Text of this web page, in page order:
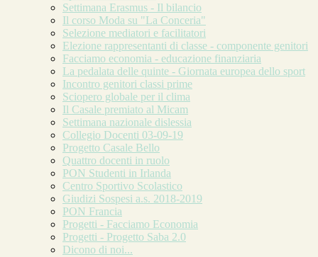
Settimana Erasmus - Il bilancio
Il corso Moda su "La Conceria"
Selezione mediatori e facilitatori
Elezione rappresentanti di classe - componente genitori
Facciamo economia - educazione finanziaria
La pedalata delle quinte - Giornata europea dello sport
Incontro genitori classi prime
Sciopero globale per il clima
Il Casale premiato al Micam
Settimana nazionale dislessia
Collegio Docenti 03-09-19
Progetto Casale Bello
Quattro docenti in ruolo
PON Studenti in Irlanda
Centro Sportivo Scolastico
Giudizi Sospesi a.s. 2018-2019
PON Francia
Progetti - Facciamo Economia
Progetti - Progetto Saba 2.0
Dicono di noi...